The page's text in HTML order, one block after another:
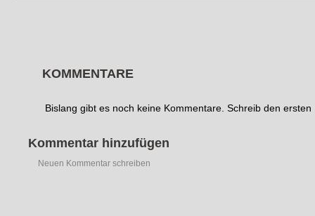
KOMMENTARE
Bislang gibt es noch keine Kommentare. Schreib den ersten
Kommentar hinzufügen
Neuen Kommentar schreiben